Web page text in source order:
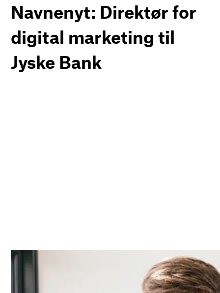
Navnenyt: Direktør for
digital marketing til
Jyske Bank